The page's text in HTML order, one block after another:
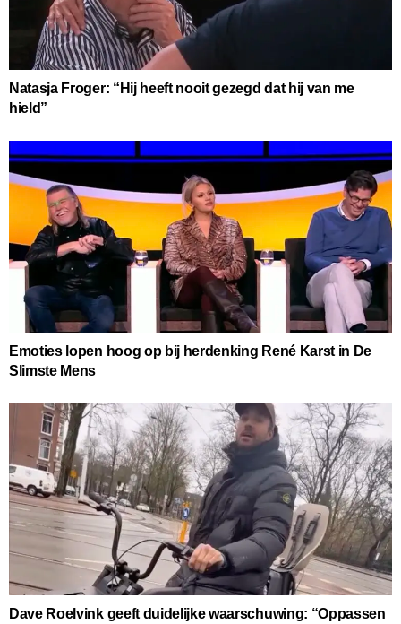
Natasja Froger: “Hij heeft nooit gezegd dat hij van me
hield”
Emoties lopen hoog op bij herdenking René Karst in De
Slimste Mens
Dave Roelvink geeft duidelijke waarschuwing: “Oppassen